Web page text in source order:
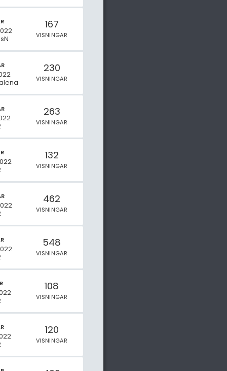
167
VISNINGAR
230
VISNINGAR
263
VISNINGAR
132
VISNINGAR
462
VISNINGAR
548
VISNINGAR
108
VISNINGAR
120
VISNINGAR